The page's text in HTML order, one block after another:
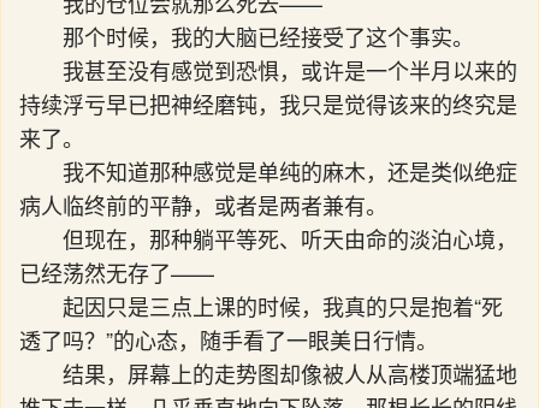
那个时候，我的大脑已经接受了这个事实。
我甚至没有感觉到恐惧，或许是一个半月以来的
持续浮亏早已把神经磨钝，我只是觉得该来的终究是
来了。
我不知道那种感觉是单纯的麻木，还是类似绝症
病人临终前的平静，或者是两者兼有。
但现在，那种躺平等死、听天由命的淡泊心境，
已经荡然无存了——
起因只是三点上课的时候，我真的只是抱着“死
透了吗？”的心态，随手看了一眼美日行情。
结果，屏幕上的走势图却像被人从高楼顶端猛地